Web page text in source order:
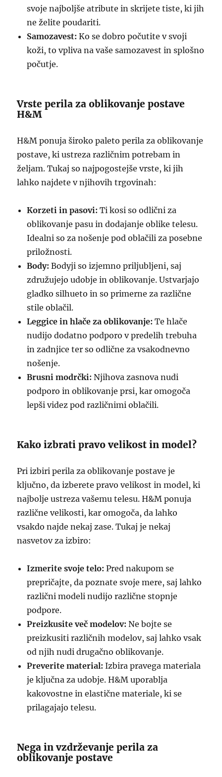
svoje najboljše atribute in skrijete tiste, ki jih
ne želite poudariti.
Samozavest: Ko se dobro počutite v svoji
koži, to vpliva na vaše samozavest in splošno
počutje.
Vrste perila za oblikovanje postave
H&M
H&M ponuja široko paleto perila za oblikovanje
postave, ki ustreza različnim potrebam in
željam. Tukaj so najpogostejše vrste, ki jih
lahko najdete v njihovih trgovinah:
Korzeti in pasovi: Ti kosi so odlični za
oblikovanje pasu in dodajanje oblike telesu.
Idealni so za nošenje pod oblačili za posebne
priložnosti.
Body: Bodyji so izjemno priljubljeni, saj
združujejo udobje in oblikovanje. Ustvarjajo
gladko silhueto in so primerne za različne
stile oblačil.
Leggice in hlače za oblikovanje: Te hlače
nudijo dodatno podporo v predelih trebuha
in zadnjice ter so odlične za vsakodnevno
nošenje.
Brusni modrčki: Njihova zasnova nudi
podporo in oblikovanje prsi, kar omogoča
lepši videz pod različnimi oblačili.
Kako izbrati pravo velikost in model?
Pri izbiri perila za oblikovanje postave je
ključno, da izberete pravo velikost in model, ki
najbolje ustreza vašemu telesu. H&M ponuja
različne velikosti, kar omogoča, da lahko
vsakdo najde nekaj zase. Tukaj je nekaj
nasvetov za izbiro:
Izmerite svoje telo: Pred nakupom se
prepričajte, da poznate svoje mere, saj lahko
različni modeli nudijo različne stopnje
podpore.
Preizkusite več modelov: Ne bojte se
preizkusiti različnih modelov, saj lahko vsak
od njih nudi drugačno oblikovanje.
Preverite material: Izbira pravega materiala
je ključna za udobje. H&M uporablja
kakovostne in elastične materiale, ki se
prilagajajo telesu.
Nega in vzdrževanje perila za
oblikovanje postave